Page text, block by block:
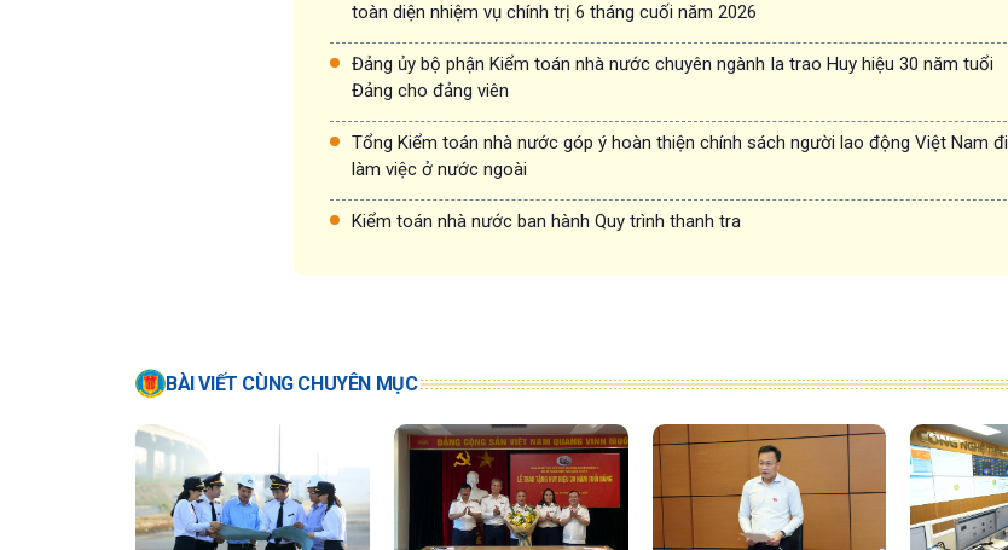
toàn diện nhiệm vụ chính trị 6 tháng cuối năm 2026
Đảng ủy bộ phận Kiểm toán nhà nước chuyên ngành Ia trao Huy hiệu 30 năm tuổi
Đảng cho đảng viên
Tổng Kiểm toán nhà nước góp ý hoàn thiện chính sách người lao động Việt Nam đi
làm việc ở nước ngoài
Kiểm toán nhà nước ban hành Quy trình thanh tra
BÀI VIẾT CÙNG CHUYÊN MỤC